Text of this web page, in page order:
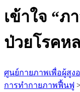
เข้าใจ “ภ
ป่วยโรคห
ศูนย์กายภาพเพื่อผู้สูง
การทำกายภาพฟื้นฟู